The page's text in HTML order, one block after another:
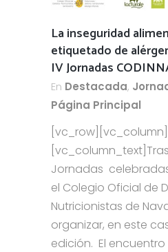
La inseguridad
etiquetado de
IV Jornadas
En Destacada,
Página Principal
[vc_row][vc_column]
Jornadas
el Colegio Oficial de
Nutricionistas de
organizar, en este
edición. El